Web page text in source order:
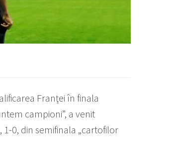
Franţei în finala
campioni”, a venit
0, din semifinala „cartofilor